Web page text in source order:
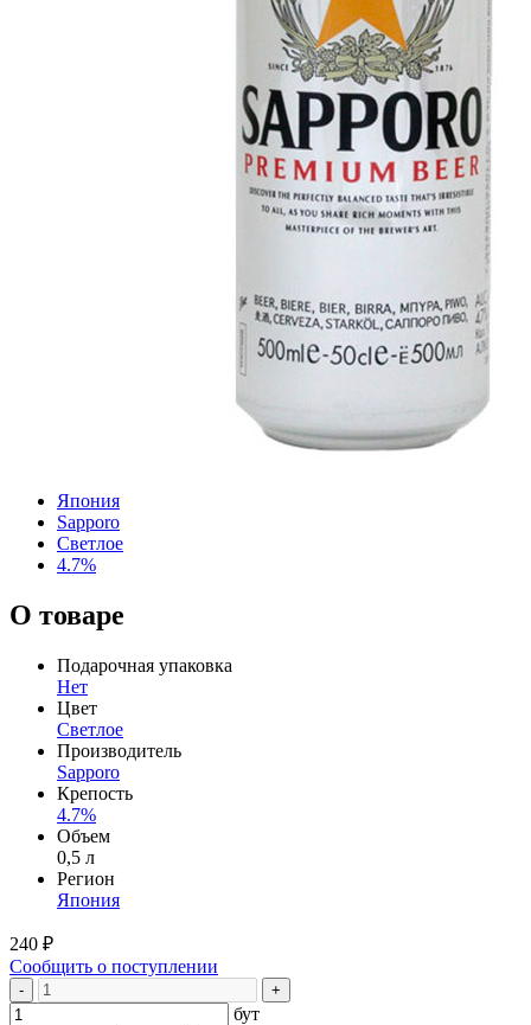
Япония
Sapporo
Светлое
4.7%
О товаре
Подарочная упаковка
Нет
Цвет
Светлое
Производитель
Sapporo
Крепость
4.7%
Объем
0,5 л
Регион
Япония
240 ₽
Сообщить о поступлении
- +
бут